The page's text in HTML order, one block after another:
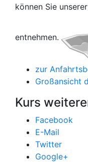
können Sie unserer
entnehmen.
zur
Großansicht
Kurs
Facebook
E-Mail
Twitter
Google+